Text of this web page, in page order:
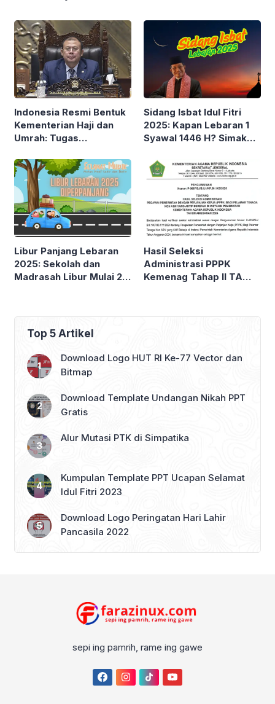
Indonesia Resmi Bentuk
Kementerian Haji dan
Umrah: Tugas
Berpindah dari
Kementerian Agama
Sidang Isbat Idul Fitri
2025: Kapan Lebaran 1
Syawal 1446 H? Simak
Pemantauan Hilal!
Libur Panjang Lebaran
2025: Sekolah dan
Madrasah Libur Mulai 21
Hasil Seleksi
Administrasi PPPK
Kemenag Tahap II TA
Top 5 Artikel
Download Logo HUT RI Ke-77 Vector dan
Bitmap
Download Template Undangan Nikah PPT
Gratis
Alur Mutasi PTK di Simpatika
Kumpulan Template PPT Ucapan Selamat
Idul Fitri 2023
Download Logo Peringatan Hari Lahir
Pancasila 2022
sepi ing pamrih, rame ing gawe